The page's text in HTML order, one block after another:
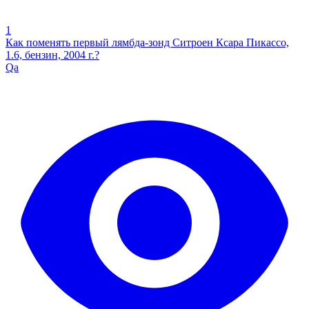
1
Как поменять первый лямбда-зонд Ситроен Ксара Пикассо,
1.6, бензин, 2004 г.?
Qa